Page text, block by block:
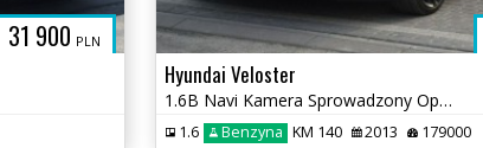
31 900 PLN
Hyundai Veloster
1.6B Navi Kamera Sprowadzony Opłacony
1.6 Benzyna KM 140 2013 179000